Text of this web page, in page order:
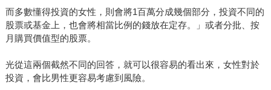
而多數懂得投資的女性，則會將1百萬分成幾個部分，投資不同的
股票或基金上，也會將相當比例的錢放在定存。」或者分批、按
月購買價值型的股票。
光從這兩個截然不同的回答，就可以很容易的看出來，女性對於
投資，會比男性更容易考慮到風險。